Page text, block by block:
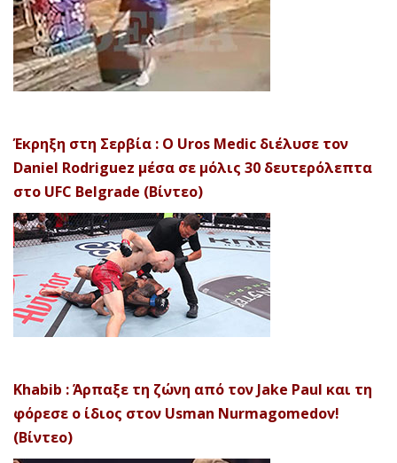
Έκρηξη στη Σερβία : Ο Uros Medic διέλυσε τον
Daniel Rodriguez μέσα σε μόλις 30 δευτερόλεπτα
στο UFC Belgrade (Βίντεο)
Khabib : Άρπαξε τη ζώνη από τον Jake Paul και τη
φόρεσε ο ίδιος στον Usman Nurmagomedov!
(Βίντεο)